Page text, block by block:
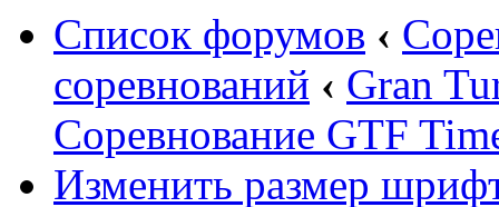
Список форумов ‹
соревнований ‹ Gran
Соревнование GTF
Изменить размер